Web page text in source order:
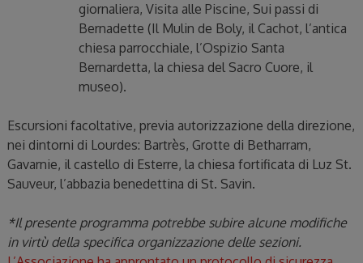
giornaliera, Visita alle Piscine, Sui passi di
Bernadette (Il Mulin de Boly, il Cachot, l’antica
chiesa parrocchiale, l’Ospizio Santa
Bernardetta, la chiesa del Sacro Cuore, il
museo).
Escursioni facoltative, previa autorizzazione della direzione,
nei dintorni di Lourdes: Bartrès, Grotte di Betharram,
Gavarnie, il castello di Esterre, la chiesa fortificata di Luz St.
Sauveur, l’abbazia benedettina di St. Savin.
*Il presente programma potrebbe subire alcune modifiche
in virtù della specifica organizzazione delle sezioni.